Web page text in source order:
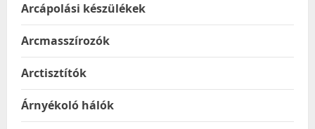
Arcápolási készülékek
Arcmasszírozók
Arctisztítók
Árnyékoló hálók